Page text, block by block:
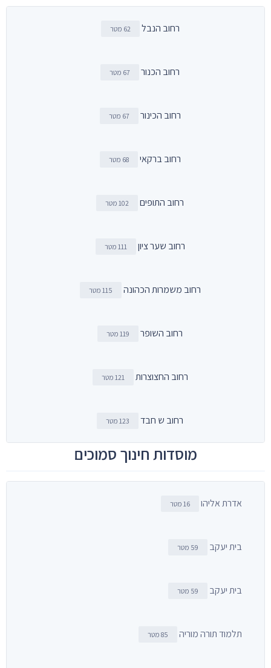
רחוב הנבל 62 מטר
רחוב הכנור 67 מטר
רחוב הכינור 67 מטר
רחוב ברקאי 68 מטר
רחוב התופים 102 מטר
רחוב שער ציון 111 מטר
רחוב משמרות הכהונה 115 מטר
רחוב השופר 119 מטר
רחוב החצוצרות 121 מטר
רחוב ש חבד 123 מטר
מוסדות חינוך סמוכים
אדרת אליהו 16 מטר
בית יעקב 59 מטר
בית יעקב 59 מטר
תלמוד תורה מוריה 85 מטר